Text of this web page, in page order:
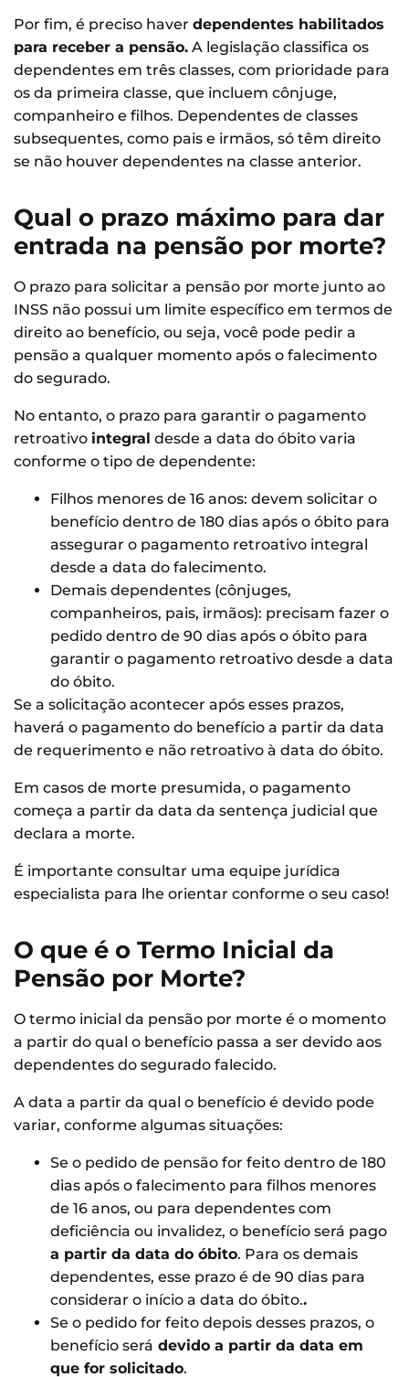
Por fim, é preciso haver dependentes habilitados
para receber a pensão. A legislação classifica os
dependentes em três classes, com prioridade para
os da primeira classe, que incluem cônjuge,
companheiro e filhos. Dependentes de classes
subsequentes, como pais e irmãos, só têm direito
se não houver dependentes na classe anterior.
Qual o prazo máximo para dar
entrada na pensão por morte?
O prazo para solicitar a pensão por morte junto ao
INSS não possui um limite específico em termos de
direito ao benefício, ou seja, você pode pedir a
pensão a qualquer momento após o falecimento
do segurado.
No entanto, o prazo para garantir o pagamento
retroativo integral desde a data do óbito varia
conforme o tipo de dependente:
Filhos menores de 16 anos: devem solicitar o
benefício dentro de 180 dias após o óbito para
assegurar o pagamento retroativo integral
desde a data do falecimento.
Demais dependentes (cônjuges,
companheiros, pais, irmãos): precisam fazer o
pedido dentro de 90 dias após o óbito para
garantir o pagamento retroativo desde a data
do óbito.
Se a solicitação acontecer após esses prazos,
haverá o pagamento do benefício a partir da data
de requerimento e não retroativo à data do óbito.
Em casos de morte presumida, o pagamento
começa a partir da data da sentença judicial que
declara a morte.
É importante consultar uma equipe jurídica
especialista para lhe orientar conforme o seu caso!
O que é o Termo Inicial da
Pensão por Morte?
O termo inicial da pensão por morte é o momento
a partir do qual o benefício passa a ser devido aos
dependentes do segurado falecido.
A data a partir da qual o benefício é devido pode
variar, conforme algumas situações:
Se o pedido de pensão for feito dentro de 180
dias após o falecimento para filhos menores
de 16 anos, ou para dependentes com
deficiência ou invalidez, o benefício será pago
a partir da data do óbito. Para os demais
dependentes, esse prazo é de 90 dias para
considerar o início a data do óbito..
Se o pedido for feito depois desses prazos, o
benefício será devido a partir da data em
que for solicitado.